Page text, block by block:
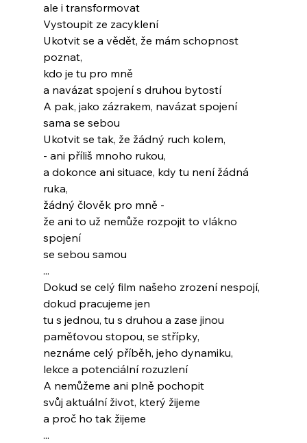
ale i transformovat
Vystoupit ze zacyklení
Ukotvit se a vědět, že mám schopnost
poznat,
kdo je tu pro mně
a navázat spojení s druhou bytostí
A pak, jako zázrakem, navázat spojení
sama se sebou
Ukotvit se tak, že žádný ruch kolem,
- ani příliš mnoho rukou,
a dokonce ani situace, kdy tu není žádná
ruka,
žádný člověk pro mně -
že ani to už nemůže rozpojit to vlákno
spojení
se sebou samou
...
Dokud se celý film našeho zrození nespojí,
dokud pracujeme jen
tu s jednou, tu s druhou a zase jinou
paměťovou stopou, se střípky,
neznáme celý příběh, jeho dynamiku,
lekce a potenciální rozuzlení
A nemůžeme ani plně pochopit
svůj aktuální život, který žijeme
a proč ho tak žijeme
...